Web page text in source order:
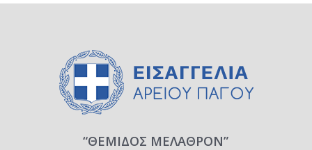
“ΘΕΜΙΔΟΣ ΜΕΛΑΘΡΟΝ”